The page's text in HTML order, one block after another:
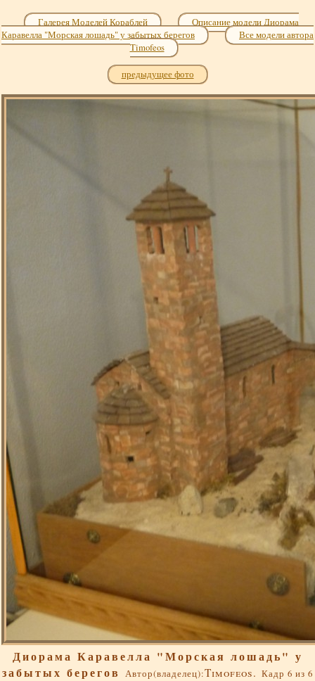
Галерея Моделей Кораблей
Описание модели Диорама
Каравелла "Морская лошадь" у забытых берегов
Все модели автора
Timofeos
предыдущее фото
Диорама Каравелла "Морская лошадь" у
забытых берегов
Автор(владелец):Timofeos. Кадр 6 из 6